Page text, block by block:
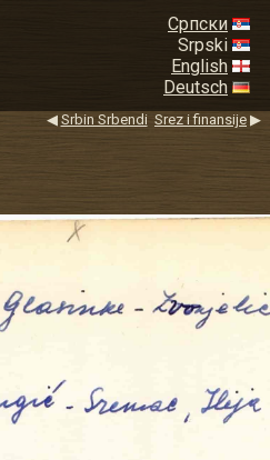
Српски
Srpski
English
Deutsch
◀ Srbin Srbendi Srez i finansije ▶